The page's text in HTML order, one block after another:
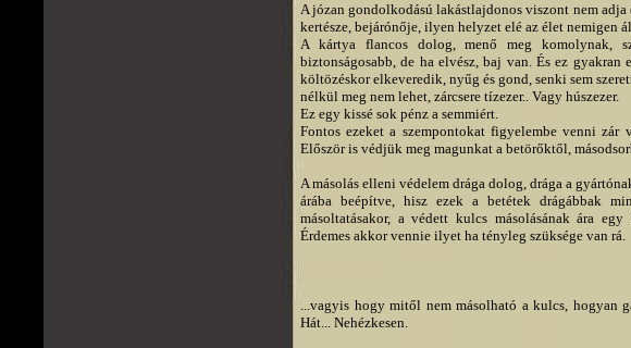
A józan gondolkodású lakástlajdonos viszont nem
kertésze, bejárónője, ilyen helyzet elé az élet nemigen
A kártya flancos dolog, menő meg komolynak,
biztonságosabb, de ha elvész, baj van. És ez
költözéskor elkeveredik, nyűg és gond, senki sem
nélkül meg nem lehet, zárcsere tízezer.. Vagy húszezer.
Ez egy kissé sok pénz a semmiért.
Fontos ezeket a szempontokat figyelembe venni
Először is védjük meg magunkat a betörőktől,
A másolás elleni védelem drága dolog, drága a
árába beépítve, hisz ezek a betétek drágábbak
másoltatásakor, a védett kulcs másolásának ára
Érdemes akkor vennie ilyet ha tényleg szüksége van rá.
...vagyis hogy mitől nem másolható a kulcs, hogyan
Hát... Nehézkesen.